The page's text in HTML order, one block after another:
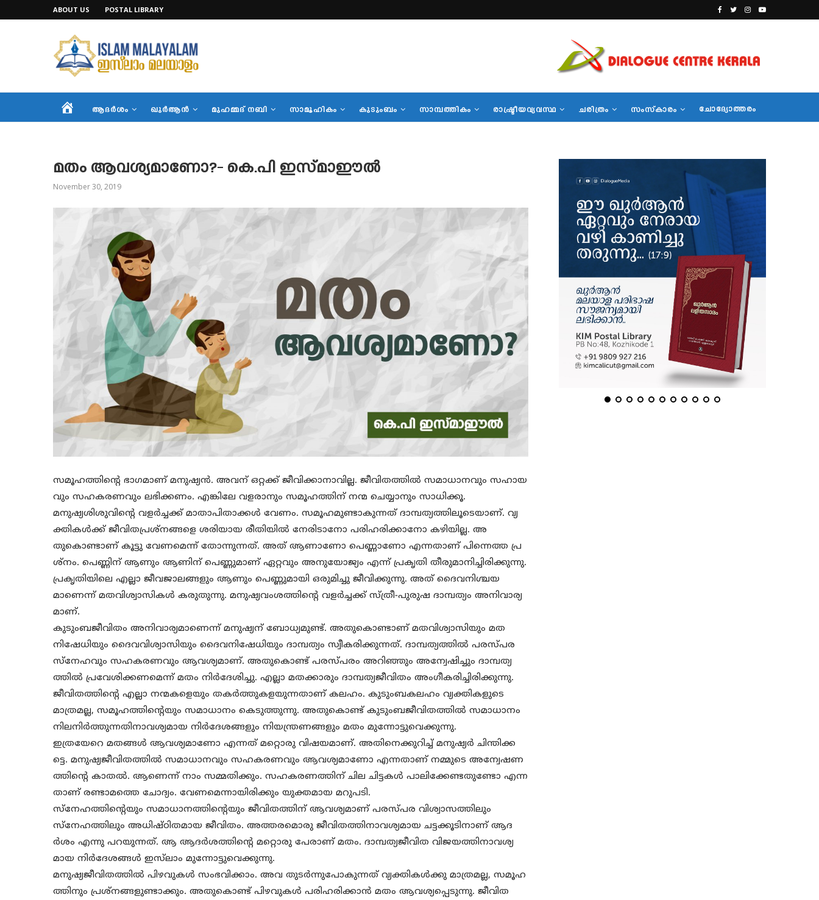
ABOUT US POSTAL LIBRARY
HOMEആദര്‍ശം ഖുര്‍ആന്‍ മുഹമ്മദ് നബി സാമൂഹികം കുടുംബം സാമ്പത്തികം രാഷ്ട്രീയവ്യവസ്ഥ ചരിത്രം സംസ്‌കാരം ചോദ്യോത്തരം
മതം ആവശ്യമാണോ?- കെ.പി ഇസ്മാഈല്‍
November 30, 2019
സമൂഹത്തിന്റെ ഭാഗമാണ് മനുഷ്യന്‍. അവന് ഒറ്റക്ക് ജീവിക്കാനാവില്ല. ജീവിതത്തില്‍ സമാധാനവും സഹായ
വും സഹകരണവും ലഭിക്കണം. എങ്കിലേ വളരാനും സമൂഹത്തിന് നന്മ ചെയ്യാനും സാധിക്കൂ.
മനുഷ്യശിശുവിന്റെ വളര്‍ച്ചക്ക് മാതാപിതാക്കള്‍ വേണം. സമൂഹമുണ്ടാകുന്നത് ദാമ്പത്യത്തിലൂടെയാണ്. വ്യ
ക്തികള്‍ക്ക് ജീവിതപ്രശ്‌നങ്ങളെ ശരിയായ രീതിയില്‍ നേരിടാനോ പരിഹരിക്കാനോ കഴിയില്ല. അ
തുകൊണ്ടാണ് കൂട്ടു വേണമെന്ന് തോന്നുന്നത്. അത് ആണാണോ പെണ്ണാണോ എന്നതാണ് പിന്നെത്ത പ്ര
ശ്‌നം. പെണ്ണിന് ആണും ആണിന് പെണ്ണുമാണ് ഏറ്റവും അനുയോജ്യം എന്ന് പ്രകൃതി തീരുമാനിച്ചിരിക്കുന്നു.
പ്രകൃതിയിലെ എല്ലാ ജീവജാലങ്ങളും ആണും പെണ്ണുമായി ഒരുമിച്ചു ജീവിക്കുന്നു. അത് ദൈവനിശ്ചയ
മാണെന്ന് മതവിശ്വാസികള്‍ കരുതുന്നു. മനുഷ്യവംശത്തിന്റെ വളര്‍ച്ചക്ക് സ്ത്രീ-പുരുഷ ദാമ്പത്യം അനിവാര്യ
മാണ്.
കുടുംബജീവിതം അനിവാര്യമാണെന്ന് മനുഷ്യന് ബോധ്യമുണ്ട്. അതുകൊണ്ടാണ് മതവിശ്വാസിയും മത
നിഷേധിയും ദൈവവിശ്വാസിയും ദൈവനിഷേധിയും ദാമ്പത്യം സ്വീകരിക്കുന്നത്. ദാമ്പത്യത്തില്‍ പരസ്പര
സ്‌നേഹവും സഹകരണവും ആവശ്യമാണ്. അതുകൊണ്ട് പരസ്പരം അറിഞ്ഞും അന്വേഷിച്ചും ദാമ്പത്യ
ത്തില്‍ പ്രവേശിക്കണമെന്ന് മതം നിര്‍ദേശിച്ചു. എല്ലാ മതക്കാരും ദാമ്പത്യജീവിതം അംഗീകരിച്ചിരിക്കുന്നു.
ജീവിതത്തിന്റെ എല്ലാ നന്മകളെയും തകര്‍ത്തുകളയുന്നതാണ് കലഹം. കുടുംബകലഹം വ്യക്തികളുടെ
മാത്രമല്ല, സമൂഹത്തിന്റെയും സമാധാനം കെടുത്തുന്നു. അതുകൊണ്ട് കുടുംബജീവിതത്തില്‍ സമാധാനം
നിലനിര്‍ത്തുന്നതിനാവശ്യമായ നിര്‍ദേശങ്ങളും നിയന്ത്രണങ്ങളും മതം മുന്നോട്ടുവെക്കുന്നു.
ഇത്രയേറെ മതങ്ങള്‍ ആവശ്യമാണോ എന്നത് മറ്റൊരു വിഷയമാണ്. അതിനെക്കുറിച്ച് മനുഷ്യര്‍ ചിന്തിക്ക
ട്ടെ. മനുഷ്യജീവിതത്തില്‍ സമാധാനവും സഹകരണവും ആവശ്യമാണോ എന്നതാണ് നമ്മുടെ അന്വേഷണ
ത്തിന്റെ കാതല്‍. ആണെന്ന് നാം സമ്മതിക്കും. സഹകരണത്തിന് ചില ചിട്ടകള്‍ പാലിക്കേണ്ടതുണ്ടോ എന്ന
താണ് രണ്ടാമത്തെ ചോദ്യം. വേണമെന്നായിരിക്കും യുക്തമായ മറുപടി.
സ്‌നേഹത്തിന്റെയും സമാധാനത്തിന്റെയും ജീവിതത്തിന് ആവശ്യമാണ് പരസ്പര വിശ്വാസത്തിലും
സ്‌നേഹത്തിലും അധിഷ്ഠിതമായ ജീവിതം. അത്തരമൊരു ജീവിതത്തിനാവശ്യമായ ചട്ടക്കൂടിനാണ് ആദ
ര്‍ശം എന്നു പറയുന്നത്. ആ ആദര്‍ശത്തിന്റെ മറ്റൊരു പേരാണ് മതം. ദാമ്പത്യജീവിത വിജയത്തിനാവശ്യ
മായ നിര്‍ദേശങ്ങള്‍ ഇസ്‌ലാം മുന്നോട്ടുവെക്കുന്നു.
മനുഷ്യജീവിതത്തില്‍ പിഴവുകള്‍ സംഭവിക്കാം. അവ തുടര്‍ന്നുപോകുന്നത് വ്യക്തികള്‍ക്കു മാത്രമല്ല, സമൂഹ
ത്തിനും പ്രശ്‌നങ്ങളുണ്ടാക്കും. അതുകൊണ്ട് പിഴവുകള്‍ പരിഹരിക്കാന്‍ മതം ആവശ്യപ്പെടുന്നു. ജീവിത